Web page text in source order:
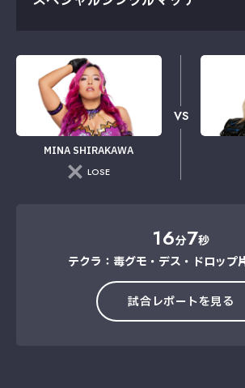
MINA SHIRAKAWA
LOSE
VS
16分7秒
テクラ：毒グモ・デス・ドロップ→
試合レポートを見る